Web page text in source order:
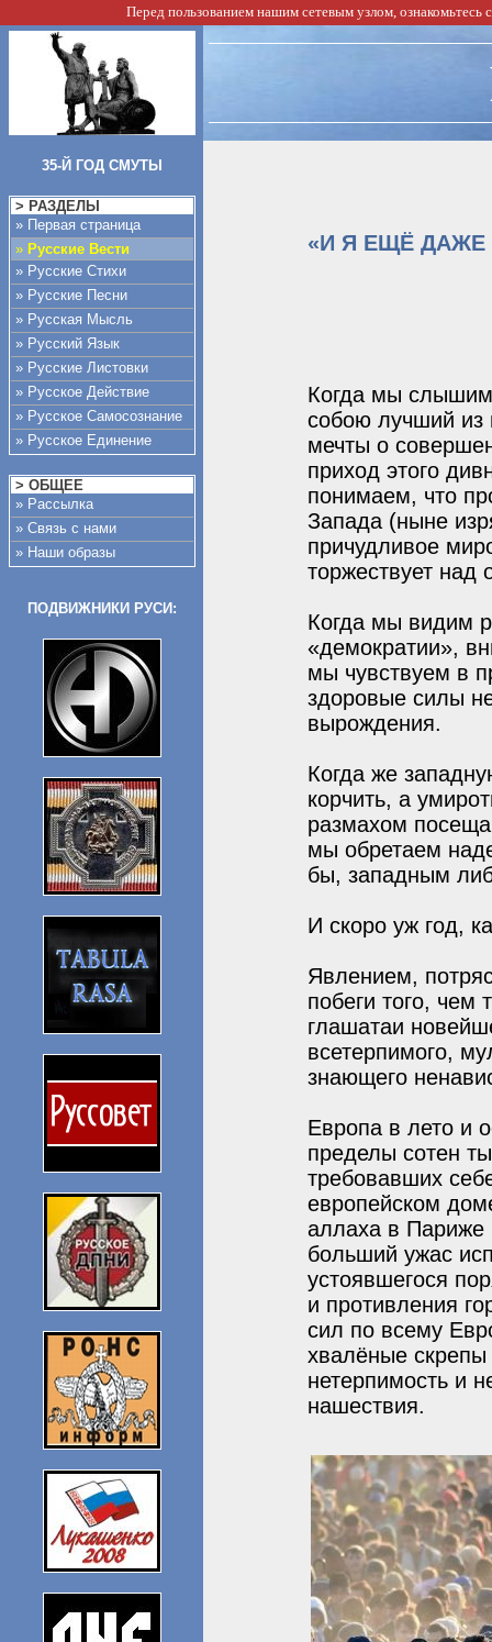
Перед пользованием нашим сетевым узлом, ознакомьтесь
35-Й ГОД СМУТЫ
> РАЗДЕЛЫ
» Первая страница
» Русские Вести
» Русские Стихи
» Русские Песни
» Русская Мысль
» Русский Язык
» Русские Листовки
» Русское Действие
» Русское Самосознание
» Русское Единение
> ОБЩЕЕ
» Рассылка
» Связь с нами
» Наши образы
ПОДВИЖНИКИ РУСИ:
«И Я ЕЩЁ ДАЖЕ
Когда мы слышим
собою лучший из
мечты о
приход этого
понимаем, что
Запада (ныне
причудливое
торжествует над
Когда мы видим
«демократии»,
мы чувствуем в
здоровые силы
вырождения.
Когда же
корчить, а
размахом
мы обретаем
бы, западным
И скоро уж год,
Явлением,
побеги того, чем
глашатаи
всетерпимого,
знающего
Европа в лето и
пределы сотен
требовавших
европейском
аллаха в
больший ужас
устоявшегося
и противления
сил по всему
хвалёные
нетерпимость и
нашествия.